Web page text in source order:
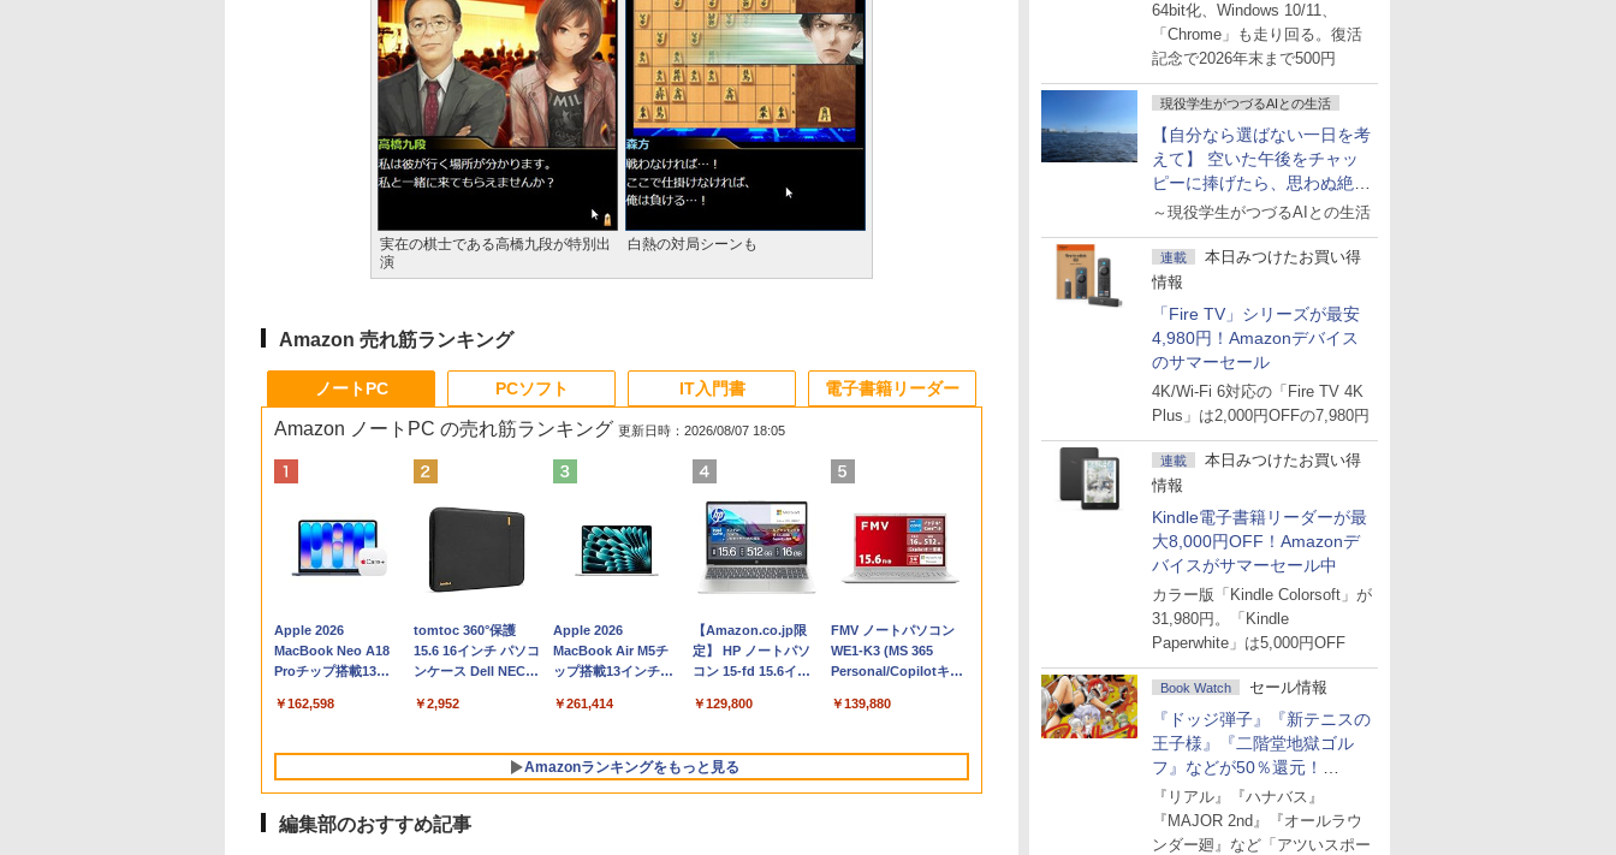
64bit化、Windows 10/11、
「Chrome」も走り回る。復活
記念で2026年末まで500円
現役学生がつづるAIとの生活
【自分なら選ばない一日を考
えて】 空いた午後をチャッ
ピーに捧げたら、思わぬ絶景
に出会った話
～現役学生がつづるAIとの生活
連載
本日みつけたお買い得
情報
「Fire TV」シリーズが最安
4,980円！Amazonデバイス
のサマーセール
4K/Wi-Fi 6対応の「Fire TV 4K
Plus」は2,000円OFFの7,980円
連載
本日みつけたお買い得
情報
Kindle電子書籍リーダーが最
大8,000円OFF！Amazonデ
バイスがサマーセール中
カラー版「Kindle Colorsoft」が
31,980円。「Kindle
Paperwhite」は5,000円OFF
Book Watch セール情報
『ドッジ弾子』『新テニスの
王子様』『二階堂地獄ゴル
フ』などが50％還元！
Amazonマンガ週末セール
『リアル』『ハナバス』
『MAJOR 2nd』『オールラウ
ンダー廻』など「アツいスポー
実在の棋士である高橋九段が特別出
演
白熱の対局シーンも
Amazon 売れ筋ランキング
ノートPC
Amazon ノートPC の売れ筋ランキング 更新日時：2026/08/07 18:05
Apple 2026
MacBook Neo A18
Proチップ搭載13イ
AIとApple
Retinaディスプレ
512GB SSD、1080p
FaceTime HDカメ
ラ、Touch ID - イン
￥162,598
tomtoc 360°保護
15.6 16インチ パソコ
ンケース Dell NEC
dynabook Lenovo
￥2,952
Apple 2026
MacBook Air M5チ
ップ搭載13インチノ
Apple Intelligence、
Retinaディスプレ
イ、16GBユニファイ
ドメモリ、1TB SSD
￥261,414
【Amazon.co.jp限
定】 HP ノートパソ
コン 15-fd 15.6イン
512GB SSD インテ
￥129,800
FMV ノートパソコン
WE1-K3 (MS 365
Personal/Copilotキー
型/Core i5/16GB/SSD
FMVWK3E15W_AZ
￥139,880
Amazonランキングをもっと見る
PCソフト IT入門書 電子書籍リーダー
編集部のおすすめ記事